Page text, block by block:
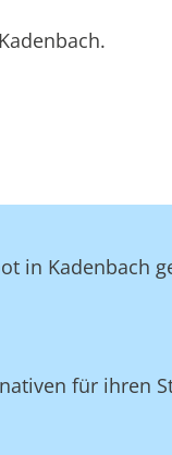
in Kadenbach
für ihren